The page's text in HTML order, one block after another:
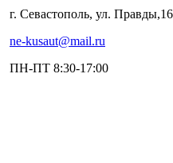
г. Севастополь, ул.
ne-kusaut@mail.ru
ПН-ПТ 8:30-17:00